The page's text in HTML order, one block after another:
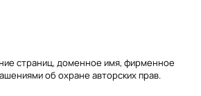
страниц, доменное имя, фирменное
об охране авторских прав.